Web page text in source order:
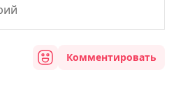
Комментировать